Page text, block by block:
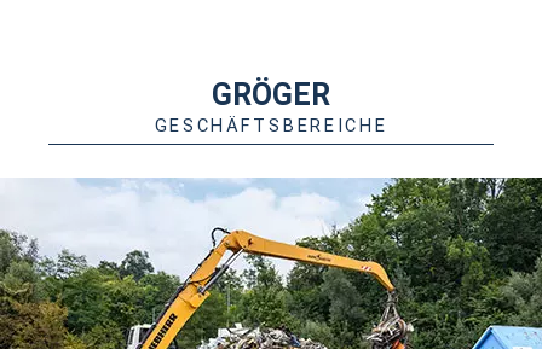
GRÖGER
GESCHÄFTSBEREICHE
STAHLSCHROTTE